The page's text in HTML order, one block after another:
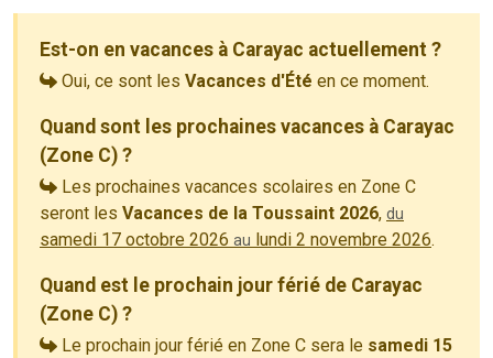
Est-on en vacances à Carayac actuellement ?
Oui, ce sont les Vacances d'Été en ce moment.
Quand sont les prochaines vacances à Carayac
(Zone C) ?
Les prochaines vacances scolaires en Zone C
seront les Vacances de la Toussaint 2026, du
samedi 17 octobre 2026 au lundi 2 novembre 2026.
Quand est le prochain jour férié de Carayac
(Zone C) ?
Le prochain jour férié en Zone C sera le samedi 15